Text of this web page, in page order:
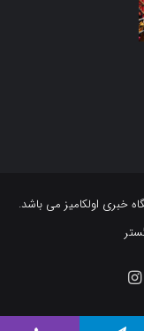
پایگاه خبری اولکامیز می باشد.